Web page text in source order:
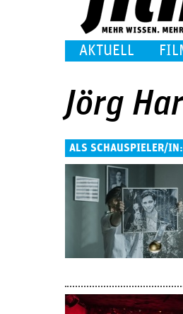
AKTUELL
Jörg
ALS SCHAUSPIELER/IN: